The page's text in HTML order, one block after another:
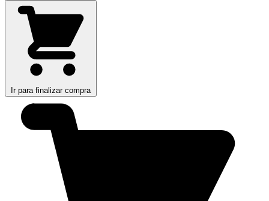
Ir para finalizar compra